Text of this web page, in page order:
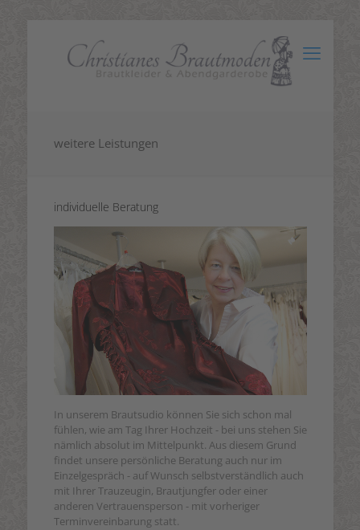
weitere Leistungen
individuelle Beratung
In unserem Brautsudio können Sie sich schon mal
fühlen, wie am Tag Ihrer Hochzeit - bei uns stehen Sie
nämlich absolut im Mittelpunkt. Aus diesem Grund
findet unsere persönliche Beratung auch nur im
Einzelgespräch - auf Wunsch selbstverständlich auch
mit Ihrer Trauzeugin, Brautjungfer oder einer
anderen Vertrauensperson - mit vorheriger
Terminvereinbarung statt.